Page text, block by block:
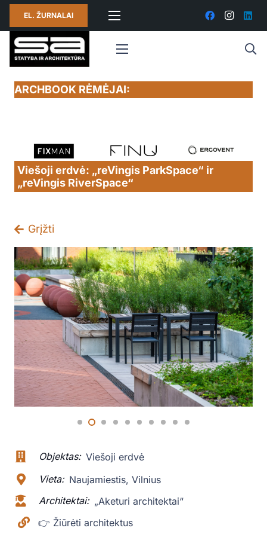
EL. ŽURNALAI
ARCHBOOK RĖMĖJAI:
Viešoji erdvė: „reVingis ParkSpace“ ir
„reVingis RiverSpace“
Grįžti
Objektas: Viešoji erdvė
Vieta: Naujamiestis, Vilnius
Architektai: „Aketuri architektai“
👉 Žiūrėti architektus